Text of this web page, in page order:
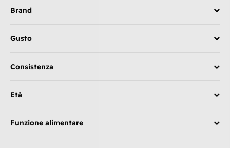
Brand
Gusto
Consistenza
Età
Funzione alimentare